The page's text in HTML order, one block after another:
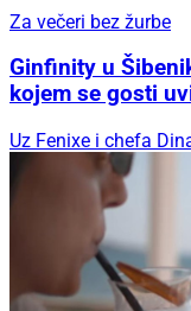
Za večeri bez žurbe
Ginfinity u
kojem se gosti
Uz Fenixe i chefa